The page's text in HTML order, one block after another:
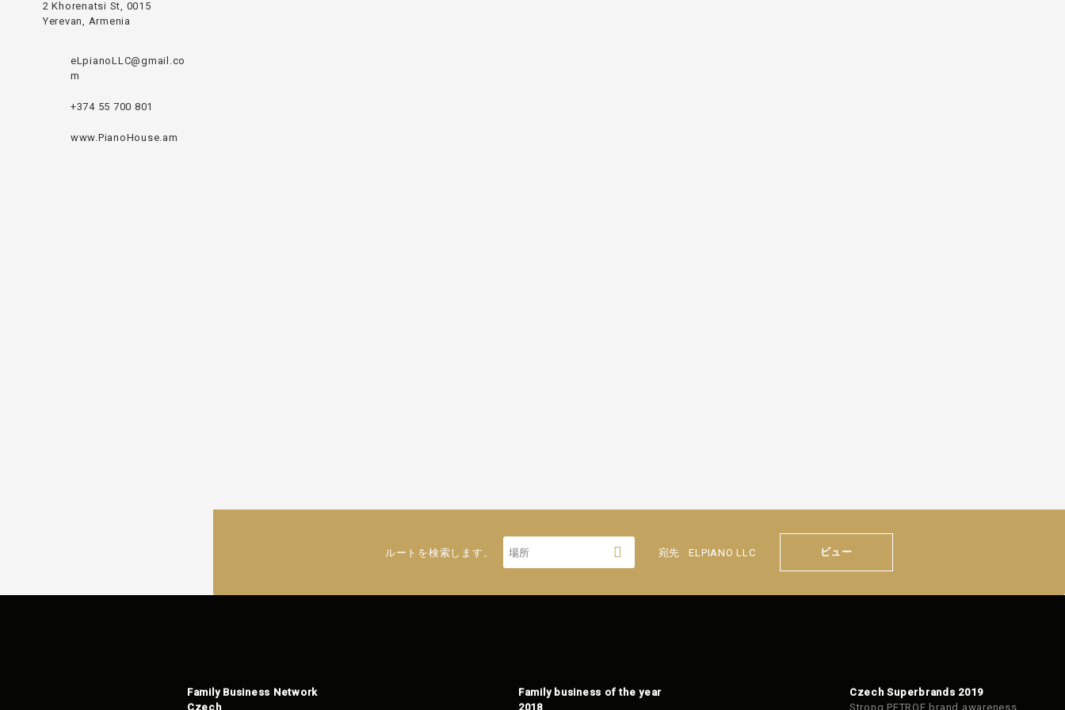
2 Khorenatsi St, 0015
Yerevan, Armenia
eLpianoLLC@gmail.co
m
+374 55 700 801
www.PianoHouse.am
ルートを検索します。 宛先 ELPIANO LLC ビュー
Family Business Network
Czech
Family business of the year
2018
Czech Superbrands 2019
Strong PETROF brand awareness